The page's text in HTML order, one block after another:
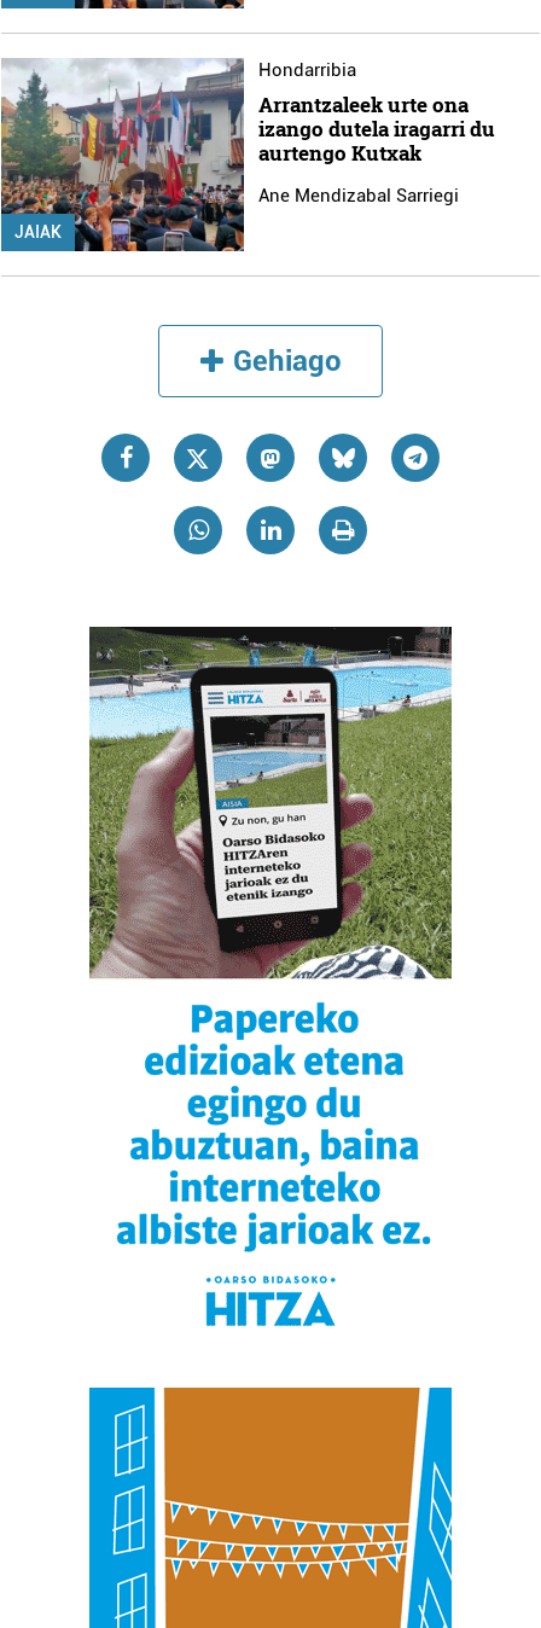
JAIAK
Hondarribia
Arrantzaleek urte ona
izango dutela iragarri du
aurtengo Kutxak
Ane Mendizabal Sarriegi
Gehiago